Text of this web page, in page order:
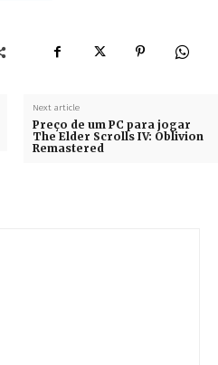
Next article
Preço de um PC para jogar
The Elder Scrolls IV: Oblivion
Remastered